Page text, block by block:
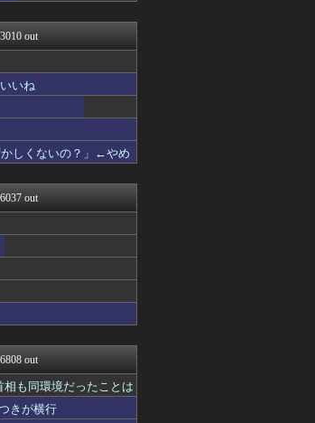
報
まとめニ...
！
グ
像速報－5c...
ﾉ∀`)
る
ようか
い速報
モザイク＠ネ...
応まとめ
out
いね
かしくないの？」←やめ
out
out
相も同環境だったことは
きが横行